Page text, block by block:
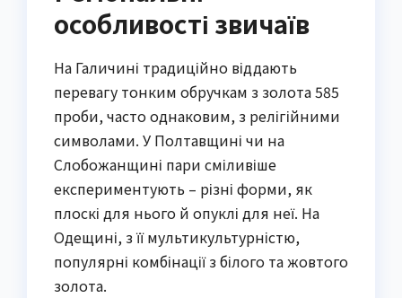
особливості звичаїв
На Галичині традиційно віддають
перевагу тонким обручкам з золота 585
проби, часто однаковим, з релігійними
символами. У Полтавщині чи на
Слобожанщині пари сміливіше
експериментують – різні форми, як
плоскі для нього й опуклі для неї. На
Одещині, з її мультикультурністю,
популярні комбінації з білого та жовтого
золота.